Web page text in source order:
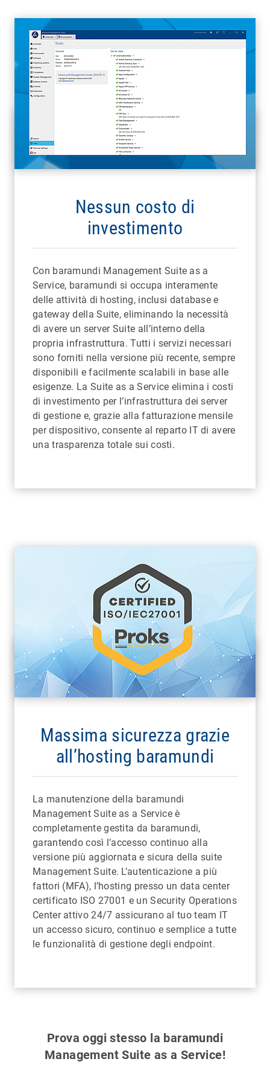
Nessun costo di
investimento
Con baramundi Management Suite as a
Service, baramundi si occupa interamente
delle attività di hosting, inclusi database e
gateway della Suite, eliminando la necessità
di avere un server Suite all’interno della
propria infrastruttura. Tutti i servizi necessari
sono forniti nella versione più recente, sempre
disponibili e facilmente scalabili in base alle
esigenze. La Suite as a Service elimina i costi
di investimento per l’infrastruttura dei server
di gestione e, grazie alla fatturazione mensile
per dispositivo, consente al reparto IT di avere
una trasparenza totale sui costi.
Massima sicurezza grazie
all’hosting baramundi
La manutenzione della baramundi
Management Suite as a Service è
completamente gestita da baramundi,
garantendo così l’accesso continuo alla
versione più aggiornata e sicura della suite
Management Suite. L’autenticazione a più
fattori (MFA), l’hosting presso un data center
certificato ISO 27001 e un Security Operations
Center attivo 24/7 assicurano al tuo team IT
un accesso sicuro, continuo e semplice a tutte
le funzionalità di gestione degli endpoint.
Prova oggi stesso la baramundi
Management Suite as a Service!